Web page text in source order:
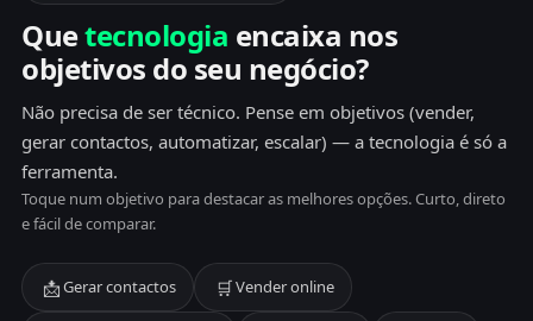
Quetecnologia encaixa nos
objetivos do seu negócio?
Não precisa de ser técnico. Pense em objetivos (vender,
gerar contactos, automatizar, escalar) — a tecnologia é só a
ferramenta.
Toque num objetivo para destacar as melhores opções. Curto, direto
e fácil de comparar.
📩Gerar contactos 🛒Vender online